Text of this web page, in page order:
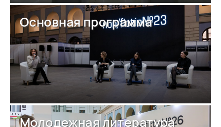
Основная программа
Молодежная литература